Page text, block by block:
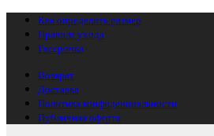
Как определить размер
Правила ухода
Рассрочка
Возврат
Доставка
Политика конфиденциальности
Публичная оферта